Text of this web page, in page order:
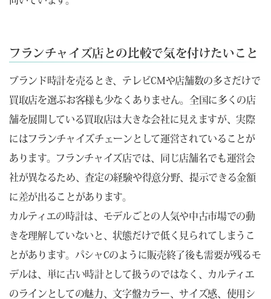
フランチャイズ店との比較で気を付けたいこと
ブランド時計を売るとき、テレビCMや店舗数の多さだけで
買取店を選ぶお客様も少なくありません。全国に多くの店
舗を展開している買取店は大きな会社に見えますが、実際
にはフランチャイズチェーンとして運営されていることが
あります。フランチャイズ店では、同じ店舗名でも運営会
社が異なるため、査定の経験や得意分野、提示できる金額
に差が出ることがあります。
カルティエの時計は、モデルごとの人気や中古市場での動
きを理解していないと、状態だけで低く見られてしまうこ
とがあります。パシャCのように販売終了後も需要が残るモ
デルは、単に古い時計として扱うのではなく、カルティエ
のラインとしての魅力、文字盤カラー、サイズ感、使用シ